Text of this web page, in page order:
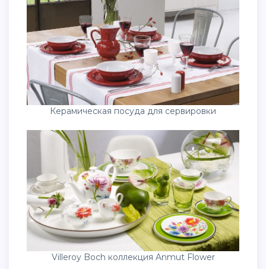
Керамическая посуда для сервировки
Villeroy Boch коллекция Anmut Flower